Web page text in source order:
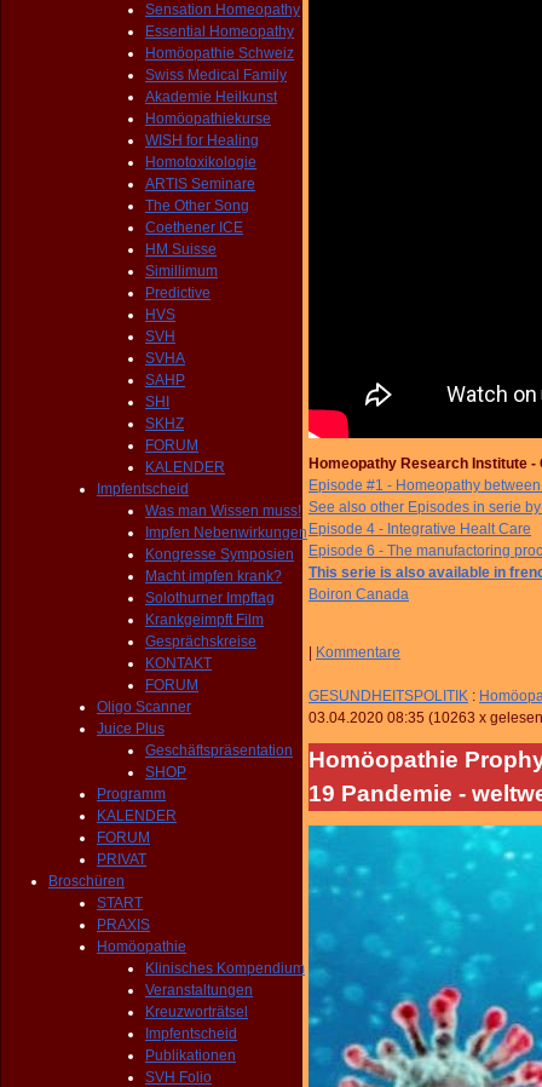
Sensation Homeopathy
Essential Homeopathy
Homöopathie Schweiz
Swiss Medical Family
Akademie Heilkunst
Homöopathiekurse
WISH for Healing
Homotoxikologie
ARTIS Seminare
The Other Song
Coethener ICE
HM Suisse
Simillimum
Predictive
HVS
SVH
SVHA
SAHP
SHI
SKHZ
FORUM
KALENDER
Impfentscheid
Was man Wissen muss!
Impfen Nebenwirkungen
Kongresse Symposien
Macht impfen krank?
Solothurner Impftag
Krankgeimpft Film
Gesprächskreise
KONTAKT
FORUM
Oligo Scanner
Juice Plus
Geschäftspräsentation
SHOP
Programm
KALENDER
FORUM
PRIVAT
Broschüren
START
PRAXIS
Homöopathie
Klinisches Kompendium
Veranstaltungen
Kreuzworträtsel
Impfentscheid
Publikationen
SVH Folio
Homeopathy Research Institute
Episode #1 - Homeopathy
See also other Episodes in serie
Episode 4 - Integrative Healt Care
Episode 6 - The manufactoring
This serie is also available in
Boiron Canada
Kommentare
GESUNDHEITSPOLITIK :
03.04.2020 08:35 (10263 x gelesen
Homöopathie
19 Pandemie -